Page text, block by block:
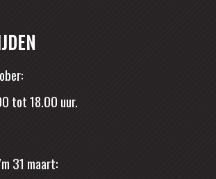
tot 18.00 uur.
31 maart: